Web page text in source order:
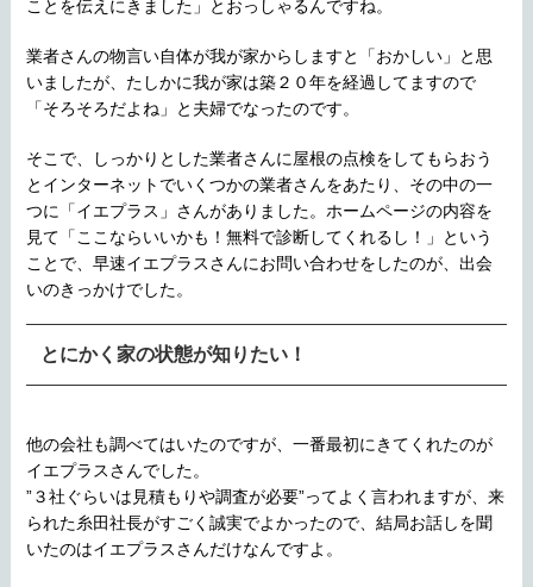
ことを伝えにきました」とおっしゃるんですね。
業者さんの物言い自体が我が家からしますと「おかしい」と思
いましたが、たしかに我が家は築２０年を経過してますので
「そろそろだよね」と夫婦でなったのです。
そこで、しっかりとした業者さんに屋根の点検をしてもらおう
とインターネットでいくつかの業者さんをあたり、その中の一
つに「イエプラス」さんがありました。ホームページの内容を
見て「ここならいいかも！無料で診断してくれるし！」という
ことで、早速イエプラスさんにお問い合わせをしたのが、出会
いのきっかけでした。
とにかく家の状態が知りたい！
他の会社も調べてはいたのですが、一番最初にきてくれたのが
イエプラスさんでした。
”３社ぐらいは見積もりや調査が必要”ってよく言われますが、来
られた糸田社長がすごく誠実でよかったので、結局お話しを聞
いたのはイエプラスさんだけなんですよ。